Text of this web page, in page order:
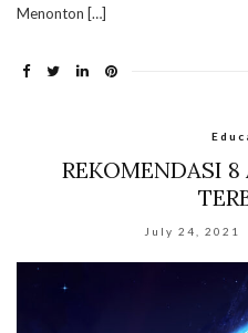
Menonton […]
REKOMENDASI
July 24, 2021